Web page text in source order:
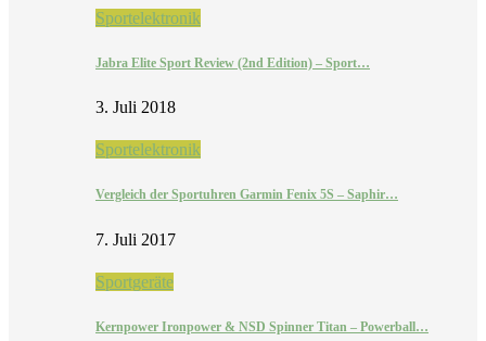
Sportelektronik
Jabra Elite Sport Review (2nd Edition) – Sport…
3. Juli 2018
Sportelektronik
Vergleich der Sportuhren Garmin Fenix 5S – Saphir…
7. Juli 2017
Sportgeräte
Kernpower Ironpower & NSD Spinner Titan – Powerball…